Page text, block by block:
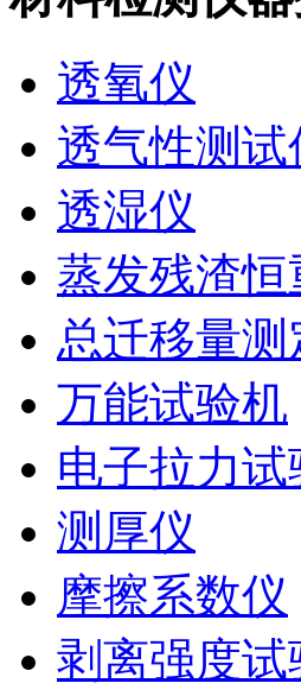
透氧仪
透气性测试
透湿仪
蒸发残渣恒
总迁移量测
万能试验机
电子拉力试
测厚仪
摩擦系数仪
剥离强度试